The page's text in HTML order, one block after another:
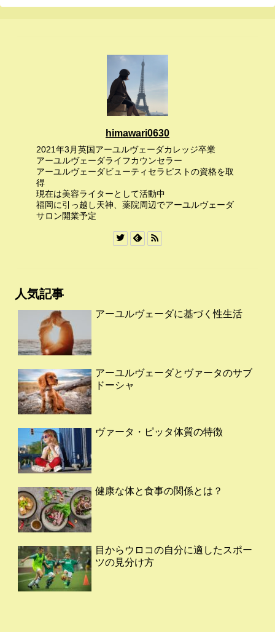
himawari0630
2021年3月英国アーユルヴェーダカレッジ卒業
アーユルヴェーダライフカウンセラー
アーユルヴェーダビューティセラピストの資格を取
得
現在は美容ライターとして活動中
福岡に引っ越し天神、薬院周辺でアーユルヴェーダ
サロン開業予定
人気記事
アーユルヴェーダに基づく性生活
アーユルヴェーダとヴァータのサブ
ドーシャ
ヴァータ・ピッタ体質の特徴
健康な体と食事の関係とは？
目からウロコの自分に適したスポー
ツの見分け方